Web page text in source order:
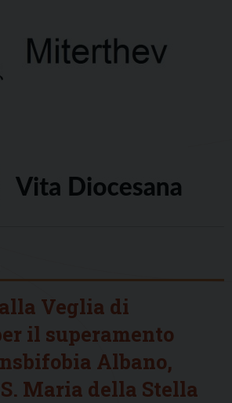
Veglia di
il superamento
Albano,
Maria della Stella